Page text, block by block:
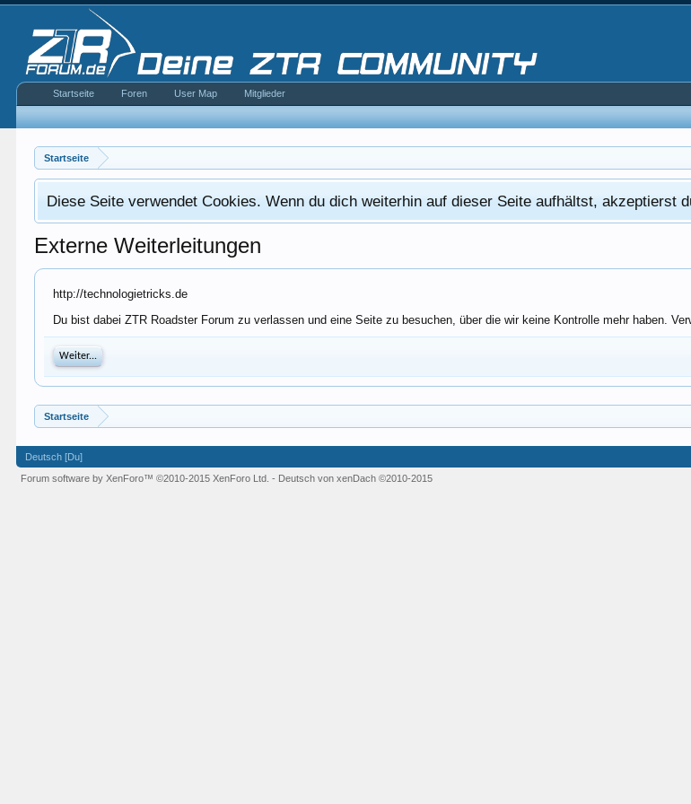
Startseite
Diese Seite verwendet Cookies. Wenn du dich weiterhin auf dieser Seite aufhältst, akzeptierst
Externe Weiterleitungen
http://technologietricks.de
Du bist dabei ZTR Roadster Forum zu verlassen und eine Seite zu besuchen, über die wir keine Kontrolle mehr haben.
Weiter...
Startseite
Startseite Foren User Map Mitglieder
Deutsch [Du]
Forum software by XenForo™©2010-2015 XenForo Ltd. - Deutsch von xenDach©2010-2015